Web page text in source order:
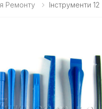
Ремонту Інструменти